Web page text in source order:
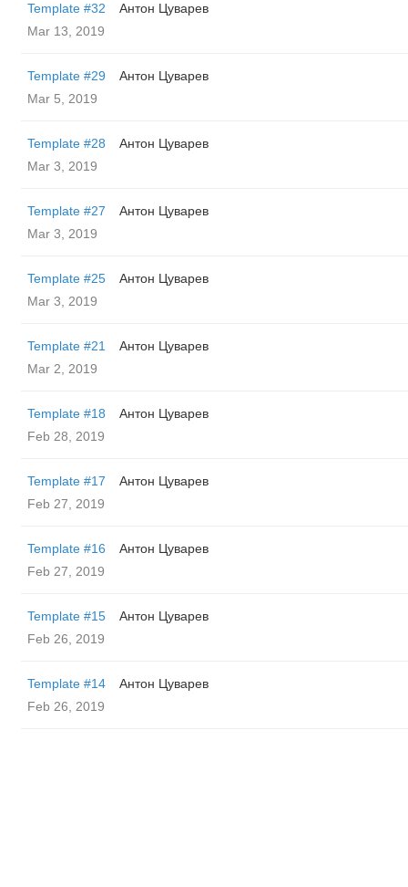
Template #32
Антон Цуварев
Mar 13, 2019
Template #29
Антон Цуварев
Mar 5, 2019
Template #28
Антон Цуварев
Mar 3, 2019
Template #27
Антон Цуварев
Mar 3, 2019
Template #25
Антон Цуварев
Mar 3, 2019
Template #21
Антон Цуварев
Mar 2, 2019
Template #18
Антон Цуварев
Feb 28, 2019
Template #17
Антон Цуварев
Feb 27, 2019
Template #16
Антон Цуварев
Feb 27, 2019
Template #15
Антон Цуварев
Feb 26, 2019
Template #14
Антон Цуварев
Feb 26, 2019